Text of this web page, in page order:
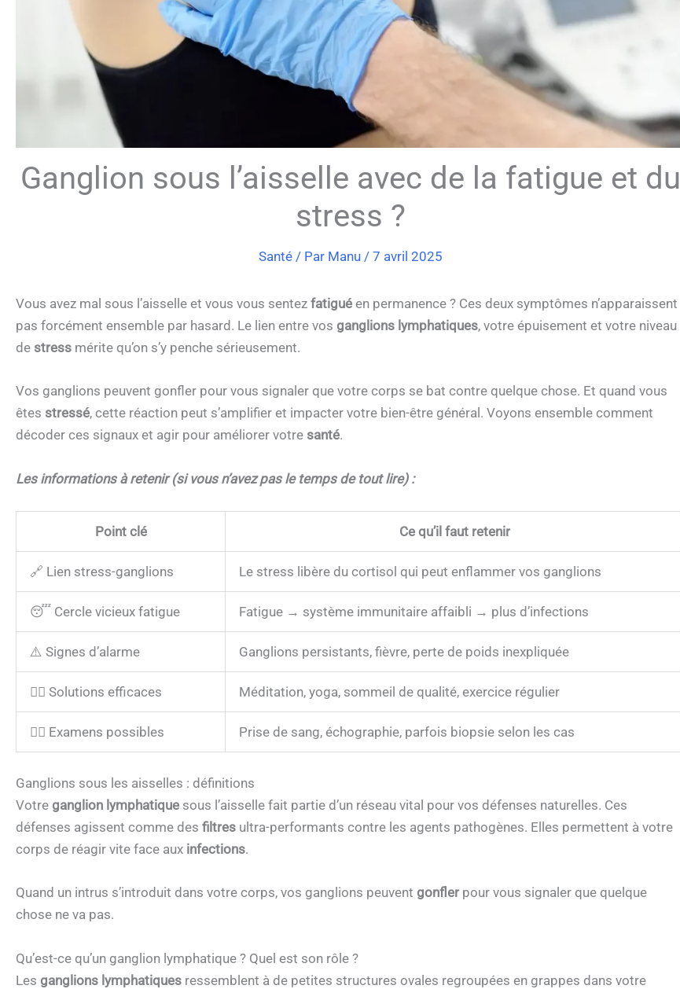
Ganglion sous l’aisselle avec de la fatigue et du
stress ?
Santé/ Par Manu / 7 avril 2025
Vous avez mal sous l’aisselle et vous vous sentez fatigué en permanence ? Ces deux symptômes n’apparaissent
pas forcément ensemble par hasard. Le lien entre vos ganglions lymphatiques, votre épuisement et votre niveau
de stress mérite qu’on s’y penche sérieusement.
Vos ganglions peuvent gonfler pour vous signaler que votre corps se bat contre quelque chose. Et quand vous
êtes stressé, cette réaction peut s’amplifier et impacter votre bien-être général. Voyons ensemble comment
décoder ces signaux et agir pour améliorer votre santé.
Les informations à retenir (si vous n’avez pas le temps de tout lire) :
Point clé Ce qu’il faut retenir
🔗 Lien stress-ganglions Le stress libère du cortisol qui peut enflammer vos ganglions
😴 Cercle vicieux fatigue Fatigue → système immunitaire affaibli → plus d’infections
⚠️ Signes d’alarme Ganglions persistants, fièvre, perte de poids inexpliquée
🧘‍♀️ Solutions efficaces Méditation, yoga, sommeil de qualité, exercice régulier
👩‍⚕️ Examens possibles Prise de sang, échographie, parfois biopsie selon les cas
Ganglions sous les aisselles : définitions
Votre ganglion lymphatique sous l’aisselle fait partie d’un réseau vital pour vos défenses naturelles. Ces
défenses agissent comme des filtres ultra-performants contre les agents pathogènes. Elles permettent à votre
corps de réagir vite face aux infections.
Quand un intrus s’introduit dans votre corps, vos ganglions peuvent gonflerpour vous signaler que quelque
chose ne va pas.
Qu’est-ce qu’un ganglion lymphatique ? Quel est son rôle ?
Les ganglions lymphatiques ressemblent à de petites structures ovales regroupées en grappes dans votre